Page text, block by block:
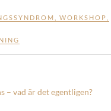
WORKSHOP
– vad är det egentligen?